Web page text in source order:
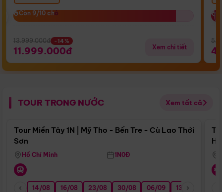
Còn 9/10 chỗ
Còn 9/10 chỗ
13.999.000đ -14%
11.999.000đ Xem chi tiết
TOUR TRONG NƯỚC Xem tất cả
Điểm nổi bật
Tour Miền Tây 1N | Mỹ Tho - Bến Tre - Cù Lao Thới
Sơn
Hồ Chí Minh 1N0Đ
14/08 16/08 23/08 30/08 06/09 13/09